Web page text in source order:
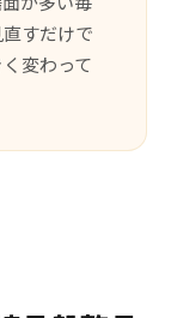
すだけで
変わって